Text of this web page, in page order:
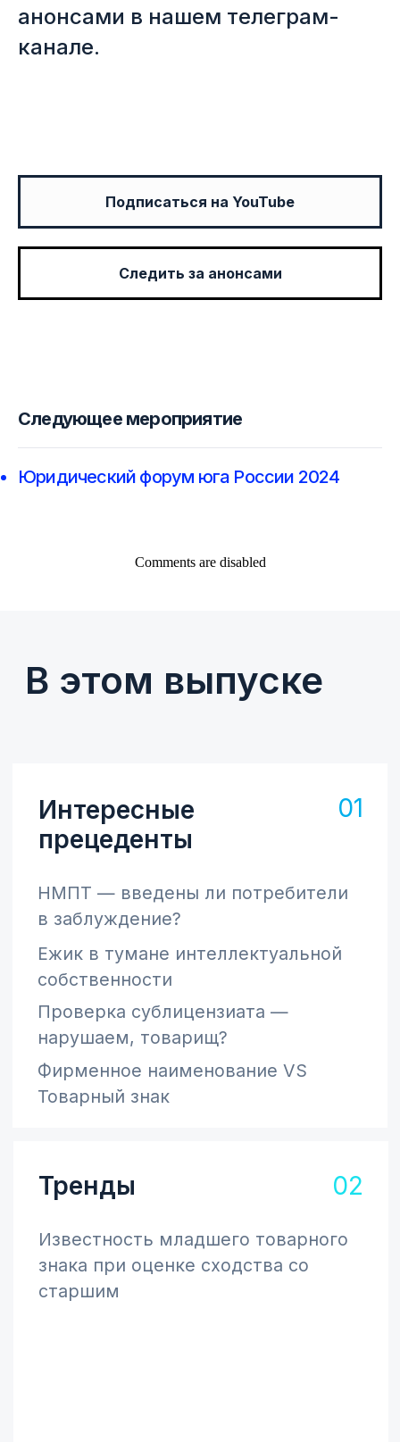
анонсами в нашем телеграм-
канале.
Подписаться на YouTube
Следить за анонсами
Следующее мероприятие
Юридический форум юга России 2024
Comments are disabled
Защита прав на косметику —